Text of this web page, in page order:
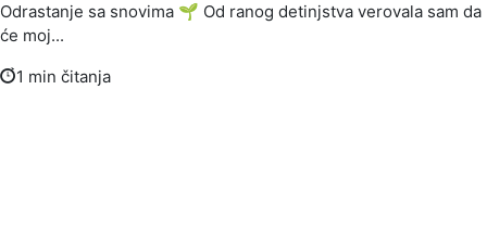
Odrastanje sa snovima 🌱 Od ranog detinjstva verovala sam da
će moj...
1 min čitanja